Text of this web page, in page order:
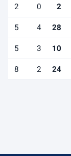
2
0
2
28
4
5
10
3
5
24
2
8